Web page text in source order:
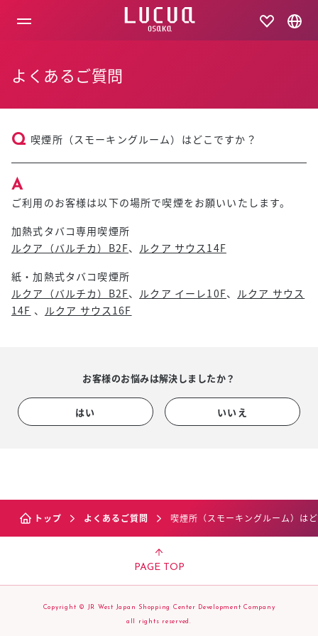
よくあるご質問
喫煙所（スモーキングルーム）はどこですか？
ご利用のお客様は以下の場所で喫煙をお願いいたします。
加熱式タバコ専用喫煙所
ルクア（バルチカ）B2F、 ルクア サウス14F
紙・加熱式タバコ喫煙所
ルクア（バルチカ）B2F、 ルクア イーレ10F、 ルクア サウス
14F 、 ルクア サウス16F
お客様のお悩みは解決しましたか？
はい いいえ
トップ よくあるご質問 喫煙所（スモーキングルーム）は
PAGE TOP
Copyright © JR West Japan Shopping Center Development Company
all rights reserved.